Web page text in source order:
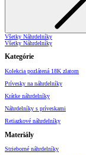
Všetky Náhrdelníky
Všetky Náhrdelníky
Kategórie
Kolekcia pozlátená 18K zlatom
Prívesky na náhrdelníky
Krátke náhrdelníky
Náhrdelníky s príveskami
Retiazkové náhrdelníky
Materiály
Strieborné náhrdelníky